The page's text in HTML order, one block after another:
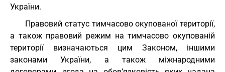
України.
Правовий статус тимчасово окупованої території,
а також правовий режим на тимчасово окупованій
території визначаються цим Законом, іншими
законами України, а також міжнародними